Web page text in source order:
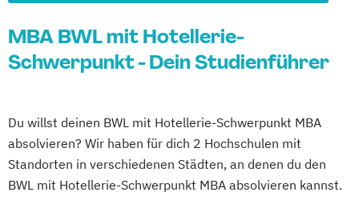
MBA BWL mit Hotellerie-
Schwerpunkt - Dein Studienführer
Du willst deinen BWL mit Hotellerie-Schwerpunkt MBA
absolvieren? Wir haben für dich 2 Hochschulen mit
Standorten in verschiedenen Städten, an denen du den
BWL mit Hotellerie-Schwerpunkt MBA absolvieren kannst.